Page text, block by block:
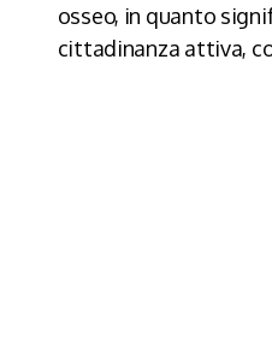
osseo, in quanto
cittadinanza attiva,